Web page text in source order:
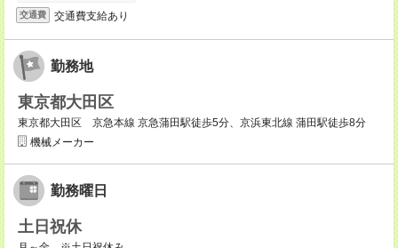
交通費 交通費支給あり
勤務地
東京都大田区
東京都大田区 京急本線 京急蒲田駅徒歩5分、京浜東北線 蒲田駅徒歩8分
機械メーカー
勤務曜日
土日祝休